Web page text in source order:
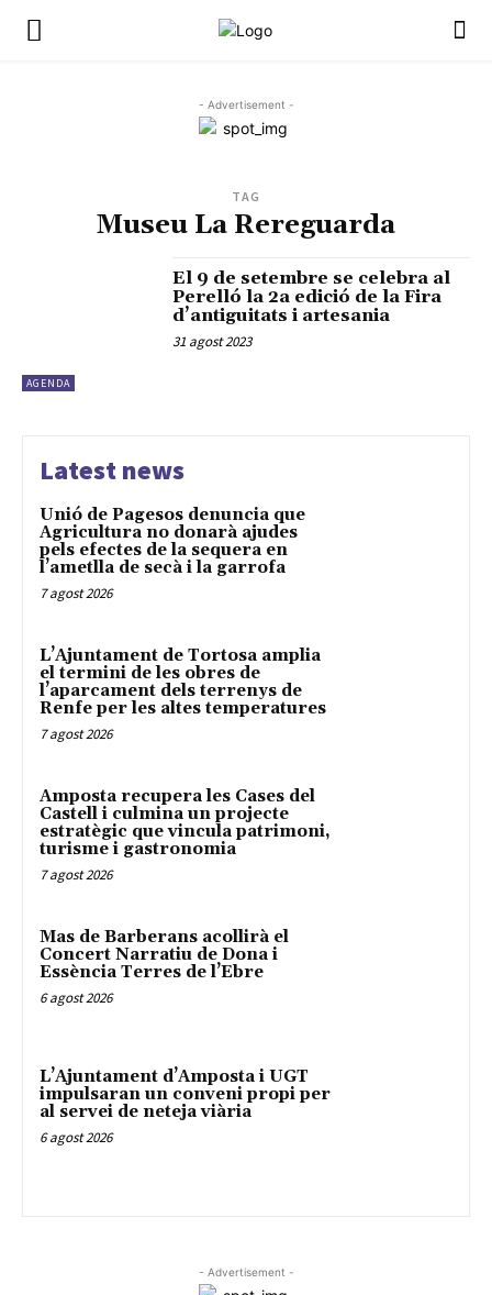
- Advertisement -
TAG
Museu La Rereguarda
AGENDA
El 9 de setembre se celebra al
Perelló la 2a edició de la Fira
d’antiguitats i artesania
31 agost 2023
Latest news
Unió de Pagesos denuncia que
Agricultura no donarà ajudes
pels efectes de la sequera en
l’ametlla de secà i la garrofa
7 agost 2026
L’Ajuntament de Tortosa amplia
el termini de les obres de
l’aparcament dels terrenys de
Renfe per les altes temperatures
7 agost 2026
Amposta recupera les Cases del
Castell i culmina un projecte
estratègic que vincula patrimoni,
turisme i gastronomia
7 agost 2026
Mas de Barberans acollirà el
Concert Narratiu de Dona i
Essència Terres de l’Ebre
6 agost 2026
L’Ajuntament d’Amposta i UGT
impulsaran un conveni propi per
al servei de neteja viària
6 agost 2026
- Advertisement -